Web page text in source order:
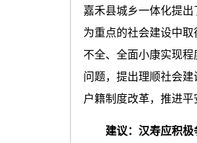
嘉禾县城乡一体化提
为重点的社会建设中
不全、全面小康实现
问题，提出理顺社会
户籍制度改革，推进平
建议：汉寿应积